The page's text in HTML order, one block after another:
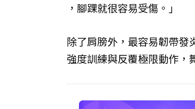
，腳踝就很容易受傷。」
除了肩膀外，最容易韌帶發
強度訓練與反覆極限動作，